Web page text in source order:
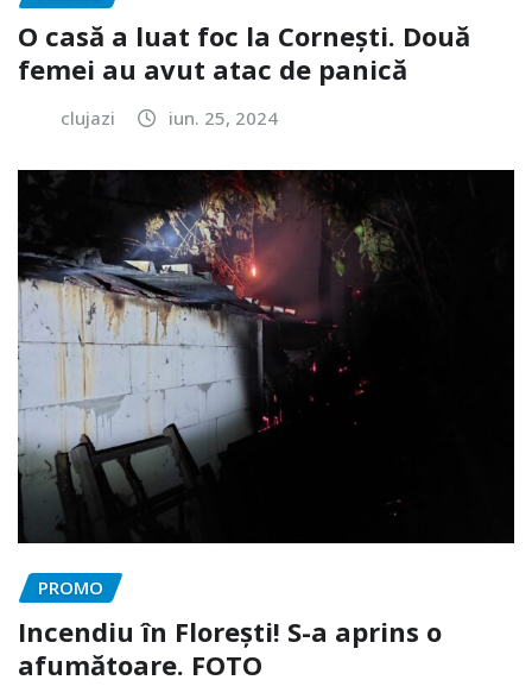
O casă a luat foc la Cornești. Două
femei au avut atac de panică
clujazi iun. 25, 2024
PROMO
Incendiu în Florești! S-a aprins o
afumătoare. FOTO